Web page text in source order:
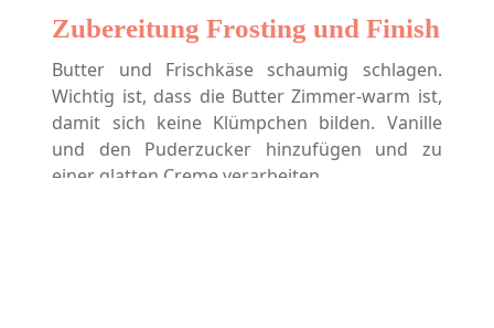
Zubereitung Frosting und Finish
Butter und Frischkäse schaumig schlagen.
Wichtig ist, dass die Butter Zimmer-warm ist,
damit sich keine Klümpchen bilden. Vanille
und den Puderzucker hinzufügen und zu
einer glatten Creme verarbeiten.